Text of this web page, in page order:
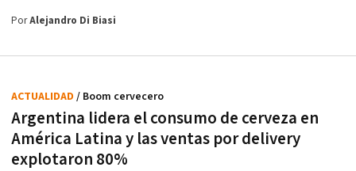
PorAlejandro Di Biasi
Argentina lidera el consumo de cerveza en
América Latina y las ventas por delivery
explotaron 80%
ACTUALIDAD / Boom cervecero